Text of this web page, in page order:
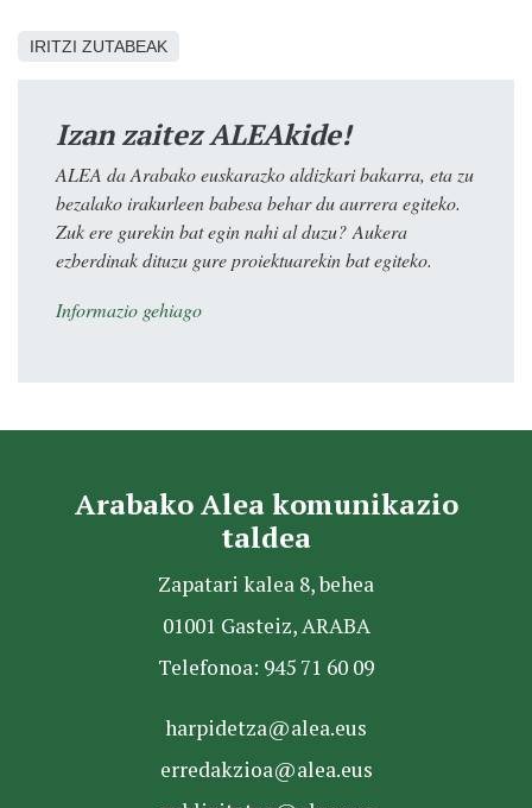
IRITZI ZUTABEAK
Izan zaitez ALEAkide!
ALEA da Arabako euskarazko aldizkari bakarra, eta zu
bezalako irakurleen babesa behar du aurrera egiteko.
Zuk ere gurekin bat egin nahi al duzu? Aukera
ezberdinak dituzu gure proiektuarekin bat egiteko.
Informazio gehiago
Arabako Alea komunikazio
taldea
Zapatari kalea 8, behea
01001 Gasteiz, ARABA
Telefonoa: 945 71 60 09
harpidetza@alea.eus
erredakzioa@alea.eus